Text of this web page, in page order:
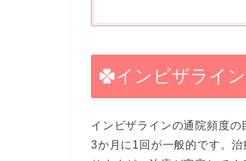
インビザライ
インビザラインの通院頻度
3か月に1回が一般的です。